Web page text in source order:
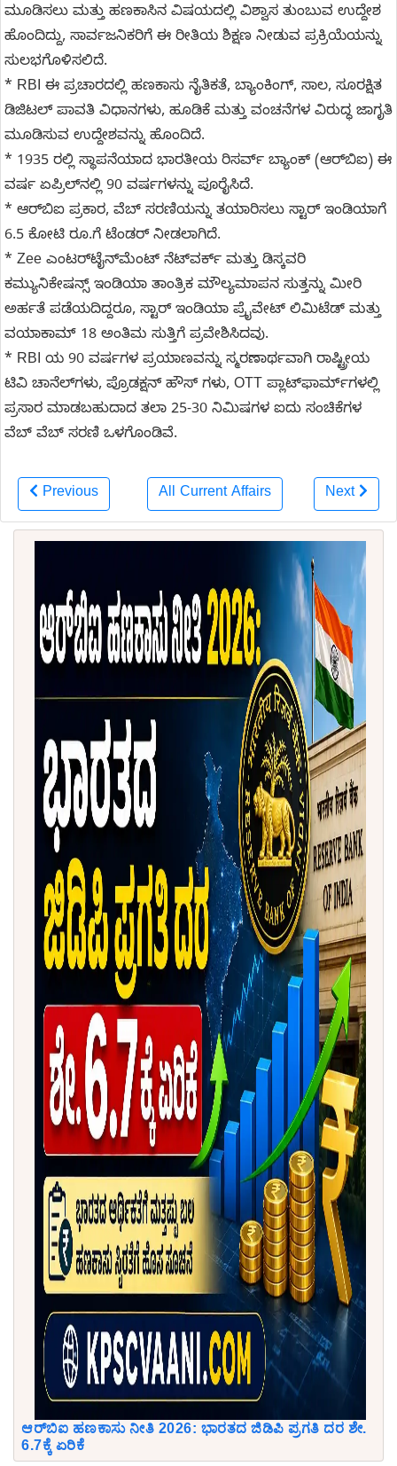
ಮೂಡಿಸಲು ಮತ್ತು ಹಣಕಾಸಿನ ವಿಷಯದಲ್ಲಿ ವಿಶ್ವಾಸ ತುಂಬುವ ಉದ್ದೇಶ
ಹೊಂದಿದ್ದು, ಸಾರ್ವಜನಿಕರಿಗೆ ಈ ರೀತಿಯ ಶಿಕ್ಷಣ ನೀಡುವ ಪ್ರಕ್ರಿಯೆಯನ್ನು
ಸುಲಭಗೊಳಿಸಲಿದೆ.
* RBI ಈ ಪ್ರಚಾರದಲ್ಲಿ ಹಣಕಾಸು ನೈತಿಕತೆ, ಬ್ಯಾಂಕಿಂಗ್, ಸಾಲ, ಸೂರಕ್ಷಿತ
ಡಿಜಿಟಲ್ ಪಾವತಿ ವಿಧಾನಗಳು, ಹೂಡಿಕೆ ಮತ್ತು ವಂಚನೆಗಳ ವಿರುದ್ಧ ಜಾಗೃತಿ
ಮೂಡಿಸುವ ಉದ್ದೇಶವನ್ನು ಹೊಂದಿದೆ.
* 1935 ರಲ್ಲಿ ಸ್ಥಾಪನೆಯಾದ ಭಾರತೀಯ ರಿಸರ್ವ್ ಬ್ಯಾಂಕ್ (ಆರ್‌ಬಿಐ) ಈ
ವರ್ಷ ಏಪ್ರಿಲ್‌ನಲ್ಲಿ 90 ವರ್ಷಗಳನ್ನು ಪೂರೈಸಿದೆ.
* ಆರ್‌ಬಿಐ ಪ್ರಕಾರ, ವೆಬ್ ಸರಣಿಯನ್ನು ತಯಾರಿಸಲು ಸ್ಟಾರ್ ಇಂಡಿಯಾಗೆ
6.5 ಕೋಟಿ ರೂ.ಗೆ ಟೆಂಡರ್ ನೀಡಲಾಗಿದೆ.
* Zee ಎಂಟರ್‌ಟೈನ್‌ಮೆಂಟ್ ನೆಟ್‌ವರ್ಕ್ ಮತ್ತು ಡಿಸ್ಕವರಿ
ಕಮ್ಯುನಿಕೇಷನ್ಸ್ ಇಂಡಿಯಾ ತಾಂತ್ರಿಕ ಮೌಲ್ಯಮಾಪನ ಸುತ್ತನ್ನು ಮೀರಿ
ಅರ್ಹತೆ ಪಡೆಯದಿದ್ದರೂ, ಸ್ಟಾರ್ ಇಂಡಿಯಾ ಪ್ರೈವೇಟ್ ಲಿಮಿಟೆಡ್ ಮತ್ತು
ವಯಾಕಾಮ್ 18 ಅಂತಿಮ ಸುತ್ತಿಗೆ ಪ್ರವೇಶಿಸಿದವು.
* RBI ಯ 90 ವರ್ಷಗಳ ಪ್ರಯಾಣವನ್ನು ಸ್ಮರಣಾರ್ಥವಾಗಿ ರಾಷ್ಟ್ರೀಯ
ಟಿವಿ ಚಾನೆಲ್‌ಗಳು, ಪ್ರೊಡಕ್ಷನ್ ಹೌಸ್ ಗಳು, OTT ಪ್ಲಾಟ್‌ಫಾರ್ಮ್‌ಗಳಲ್ಲಿ
ಪ್ರಸಾರ ಮಾಡಬಹುದಾದ ತಲಾ 25-30 ನಿಮಿಷಗಳ ಐದು ಸಂಚಿಕೆಗಳ
ವೆಬ್ ವೆಬ್ ಸರಣಿ ಒಳಗೊಂಡಿವೆ.
Previous All Current Affairs Next
ಆರ್‌ಬಿಐ ಹಣಕಾಸು ನೀತಿ 2026: ಭಾರತದ ಜಿಡಿಪಿ ಪ್ರಗತಿ ದರ ಶೇ.
6.7ಕ್ಕೆ ಏರಿಕೆ